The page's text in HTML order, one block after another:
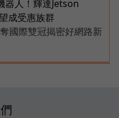
器人！輝達Jetson
成受惠族群
國際雙冠揭密好網路新